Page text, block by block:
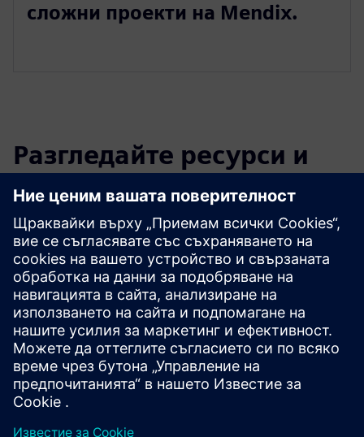
сложни проекти на Mendix.
Разгледайте ресурси и
свързани продукти
Допълнителна информация и
ресурси
Бутламп на кливър Академия Mendix
Преглед на Академията CLEVR
Предпоставки